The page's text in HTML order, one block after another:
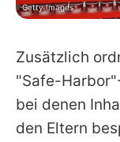
Zusätzlich
"Safe-
bei denen
den Eltern
Getty Images